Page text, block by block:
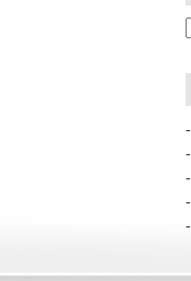
-
-
-
-
-